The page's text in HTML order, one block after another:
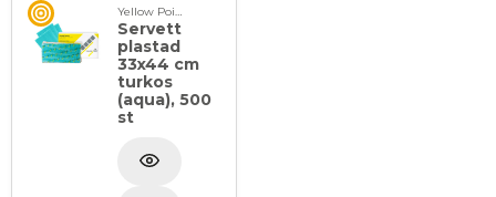
Servett
plastad
33x44 cm
turkos
(aqua), 500
st